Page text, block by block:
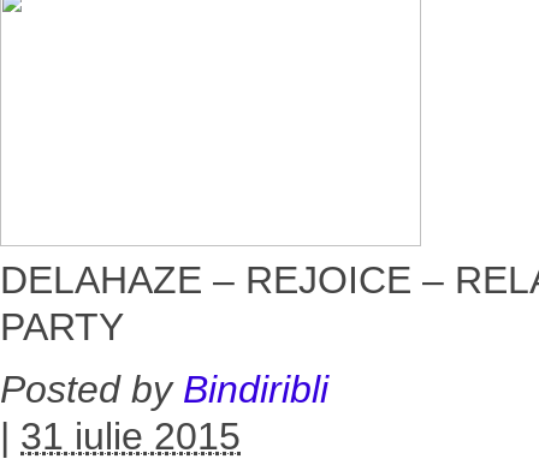
DELAHAZE – REJOICE –
PARTY
Posted by Bindiribli
| 31 iulie 2015